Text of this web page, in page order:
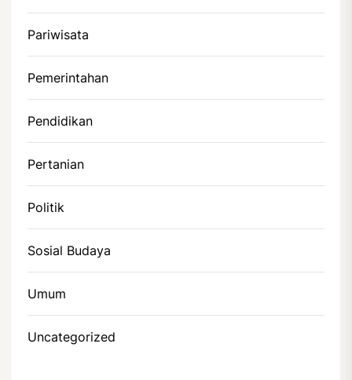
Pariwisata
Pemerintahan
Pendidikan
Pertanian
Politik
Sosial Budaya
Umum
Uncategorized